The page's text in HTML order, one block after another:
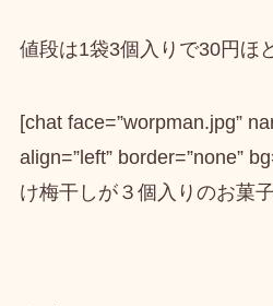
値段は1袋3個入りで30円ほ
[chat face=”worpman.jpg”
align=”left” border=”none”
け梅干しが３個入りのお菓